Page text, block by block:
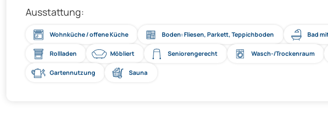
Ausstattung:
Wohnküche / offene Küche Boden: Fliesen, Parkett, Teppichboden Bad
Rollladen Möbliert Seniorengerecht Wasch-/Trockenraum
Gartennutzung Sauna